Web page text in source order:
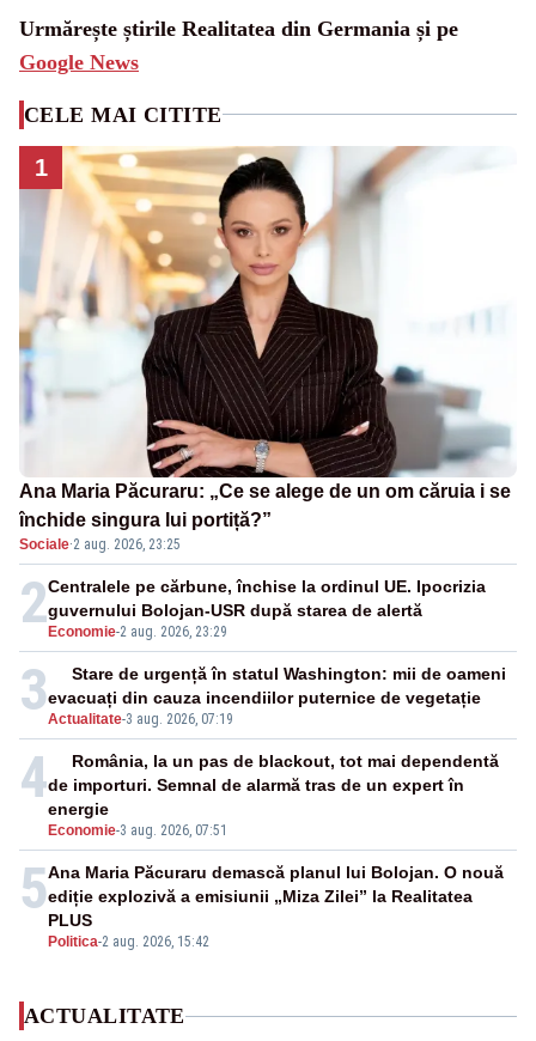
Urmărește știrile Realitatea din Germania și pe
Google News
CELE MAI CITITE
1
Ana Maria Păcuraru: „Ce se alege de un om căruia i se
închide singura lui portiță?”
Sociale·2 aug. 2026, 23:25
2 Economie-2 aug. 2026, 23:29
Centralele pe cărbune, închise la ordinul UE. Ipocrizia
guvernului Bolojan-USR după starea de alertă
3Actualitate-3 aug. 2026, 07:19
Stare de urgență în statul Washington: mii de oameni
evacuați din cauza incendiilor puternice de vegetație
4
Economie-3 aug. 2026, 07:51
România, la un pas de blackout, tot mai dependentă
de importuri. Semnal de alarmă tras de un expert în
energie
5
Politica-2 aug. 2026, 15:42
Ana Maria Păcuraru demască planul lui Bolojan. O nouă
ediție explozivă a emisiunii „Miza Zilei” la Realitatea
PLUS
ACTUALITATE